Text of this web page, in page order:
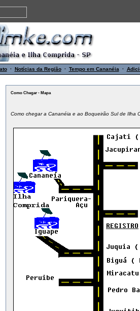
· Notícias da Região· Tempo em Cananéia ·
Como Chegar - Mapa
Como chegar a Cananéia e ao Boqueirão Sul de Ilha